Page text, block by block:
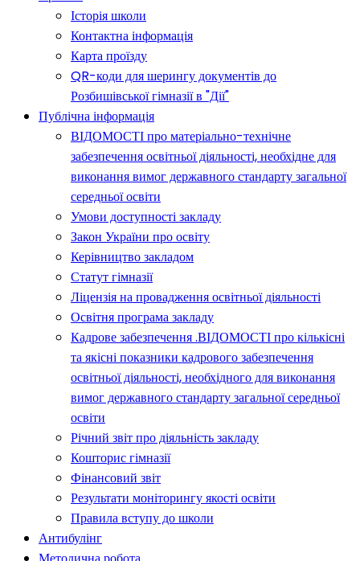
Історія школи
Контактна інформація
Карта проїзду
QR-коди для шерингу документів до
Розбишівської гімназії в "Дії"
Публічна інформація
ВІДОМОСТІ про матеріально-технічне
забезпечення освітньої діяльності, необхідне для
виконання вимог державного стандарту загальної
середньої освіти
Умови доступності закладу
Закон України про освіту
Керівництво закладом
Статут гімназії
Ліцензія на провадження освітньої діяльності
Освітня програма закладу
Кадрове забезпечення .ВІДОМОСТІ про кількісні
та якісні показники кадрового забезпечення
освітньої діяльності, необхідного для виконання
вимог державного стандарту загальної середньої
освіти
Річний звіт про діяльність закладу
Кошторис гімназії
Фінансовий звіт
Результати моніторингу якості освіти
Правила вступу до школи
Антибулінг